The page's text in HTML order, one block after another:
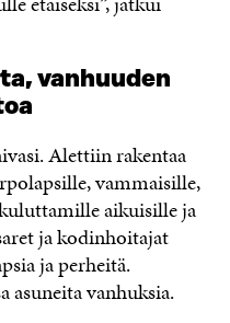
vanhuuden
Alettiin rakentaa
vammaisille,
aikuisille ja
ja kodinhoitajat
ja perheitä.
asuneita vanhuksia.